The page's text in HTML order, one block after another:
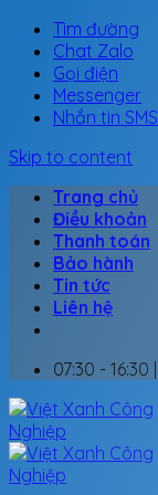
Tìm đường
Chat Zalo
Gọi điện
Messenger
Nhắn tin SMS
Skip to content
Trang chủ
Điều khoản
Thanh toán
Bảo hành
Tin tức
Liên hệ
07:30 - 16:30 |